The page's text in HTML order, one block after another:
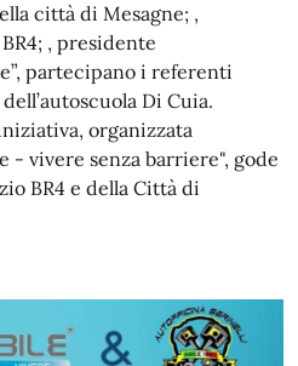
città di Mesagne; ,
, presidente
partecipano i referenti
Di Cuia.
organizzata
- vivere senza barriere", gode
BR4 e della Città di